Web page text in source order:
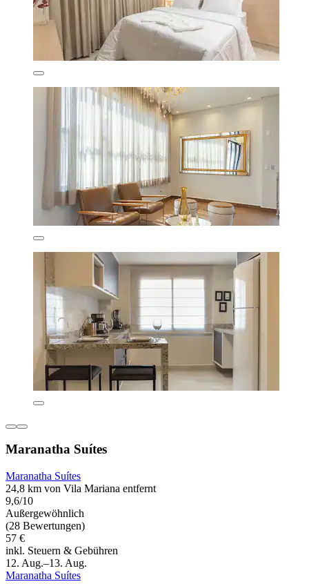
Maranatha Suítes
Maranatha Suítes
24,8 km von Vila Mariana entfernt
9,6/10
Außergewöhnlich
(28 Bewertungen)
57 €
inkl. Steuern & Gebühren
12. Aug.–13. Aug.
Maranatha Suítes